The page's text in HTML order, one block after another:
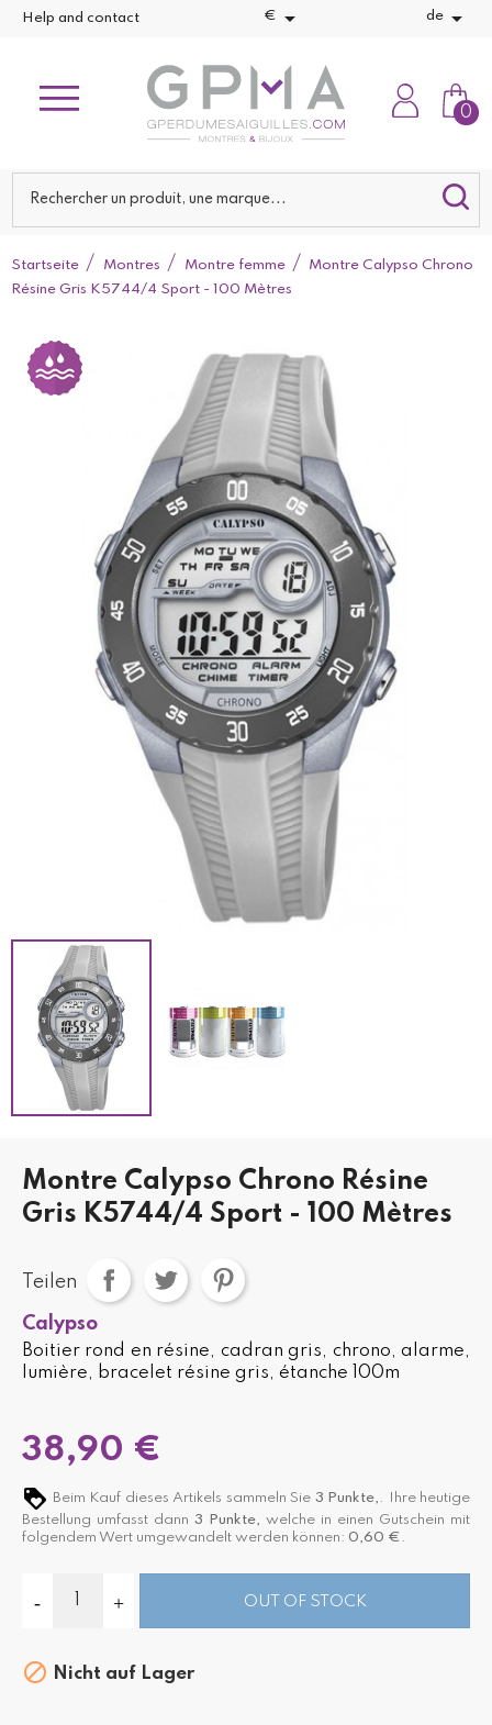
Help and contact €  de 
0
Startseite Montres Montre femme
Montre Calypso Chrono
Résine Gris K5744/4 Sport - 100 Mètres
Montre Calypso Chrono Résine
Gris K5744/4 Sport - 100 Mètres
Teilen
Calypso
Boitier rond en résine, cadran gris, chrono, alarme,
lumière, bracelet résine gris, étanche 100m
38,90 €
Beim Kauf dieses Artikels sammeln Sie 3 Punkte, . Ihre heutige
Bestellung umfasst dann 3 Punkte, welche in einen Gutschein mit
folgendem Wert umgewandelt werden können: 0,60 € .
OUT OF STOCK
 Nicht auf Lager